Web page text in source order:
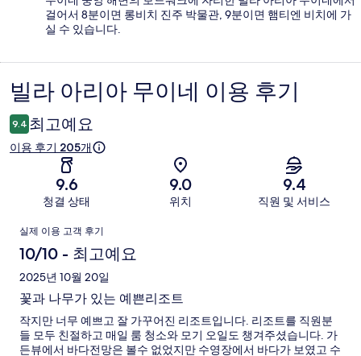
걸어서 8분이면 롱비치 진주 박물관, 9분이면 햄티엔 비치에 가
실 수 있습니다.
이
용
후
빌라 아리아 무이네 이용 후기
9.4 최고예요
이용 후기 205개
9.6
청결 상태
9.0
위치
9.4
직원 및 서비스
이
용
후
기
실제 이용 고객 후기
10/10 - 최고예요
2025년 10월 20일
꽃과 나무가 있는 예쁜리조트
작지만 너무 예쁘고 잘 가꾸어진 리조트입니다. 리조트를 직원분
들 모두 친절하고 매일 룸 청소와 모기 오일도 챙겨주셨습니다. 가
든뷰에서 바다전망은 볼수 없었지만 수영장에서 바다가 보였고 수